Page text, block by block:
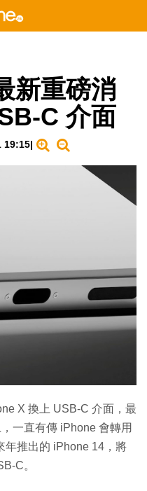
新重磅消
C 介面
19:15|
X 換上 USB-C 介面，最
一直有傳 iPhone 會轉用
年推出的 iPhone 14，將
C。